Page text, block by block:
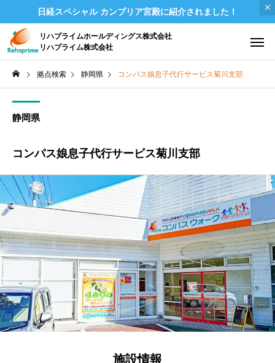
日経スペシャル カンブリア宮殿に紹介されました！
リハプライムホールディングス株式会社
リハプライム株式会社
拠点検索 静岡県 コンパス娘息子代行サービス菊川支部
静岡県
コンパス娘息子代行サービス菊川支部
施設情報